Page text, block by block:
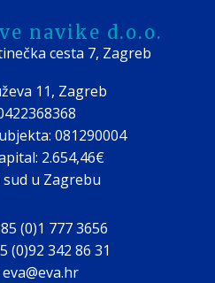
navike d.o.o.
cesta 7, Zagreb
11, Zagreb
081290004
2.654,46€
u Zagrebu
(0)1 777 3656
(0)92 342 86 31